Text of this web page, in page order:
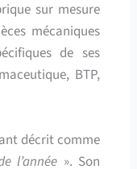
sur mesure
mécaniques
de ses
BTP,
décrit comme
l’année ». Son